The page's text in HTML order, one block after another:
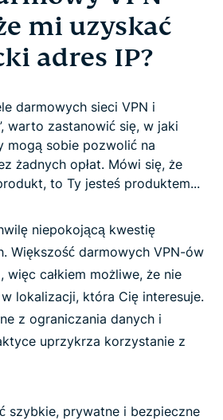
mi uzyskać
adres IP?
darmowych sieci VPN i
warto zastanowić się, w jaki
mogą sobie pozwolić na
żadnych opłat. Mówi się, że
to Ty jesteś produktem...
niepokojącą kwestię
Większość darmowych VPN-ów
więc całkiem możliwe, że nie
lokalizacji, która Cię interesuje.
z ograniczania danych i
uprzykrza korzystanie z
szybkie, prywatne i bezpieczne